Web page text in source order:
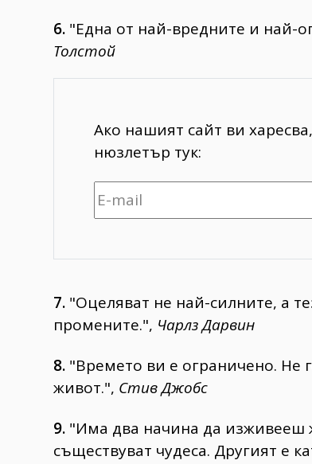
6. "Една от най-вредните и най-
Толстой
Ако нашият сайт ви
нюзлетър тук:
7. "Оцеляват не най-силните, а
промените.", Чарлз Дарвин
8. "Времето ви е ограничено. Не
живот.", Стив Джобс
9. "Има два начина да изживееш
съществуват чудеса. Другият е